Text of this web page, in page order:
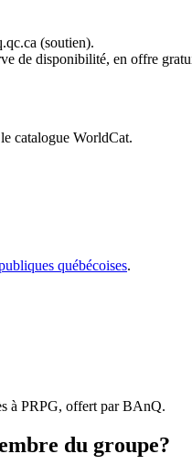
(soutien).
de disponibilité, en offre
catalogue WorldCat.
québécoises.
à PRPG, offert par BAnQ.
du groupe?